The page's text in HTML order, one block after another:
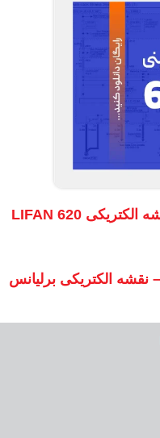
نقشه سیم کشی برلیانس H220 – نقشه الکتریکی برلیانس